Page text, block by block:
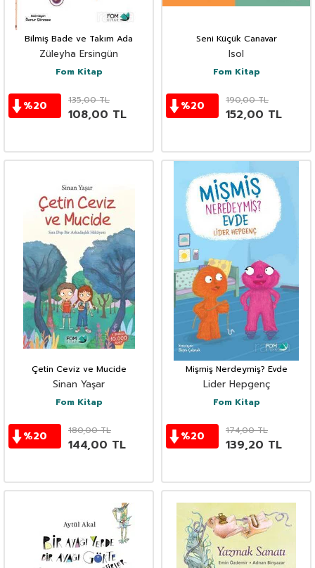
Bilmiş Bade ve Takım Ada
Züleyha Ersingün
Fom Kitap
%20 135,00TL
108,00 TL
Seni Küçük Canavar
Isol
Fom Kitap
%20 190,00TL
152,00 TL
Çetin Ceviz ve Mucide
Sinan Yaşar
Fom Kitap
%20 180,00TL
144,00 TL
Mişmiş Nerdeymiş? Evde
Lider Hepgenç
Fom Kitap
%20 174,00TL
139,20 TL